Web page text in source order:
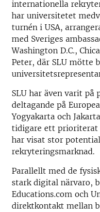
internationella
har universitetet
turnén i USA,
med Sveriges
Washington D.C.,
Peter, där SLU mötte
SLU har även varit på
deltagande på
Yogyakarta och
tidigare ett prioriterat
har visat stor
rekryteringsmarknad.
Parallellt med de
stark digital närvaro,
Educations.com och
direktkontakt mellan